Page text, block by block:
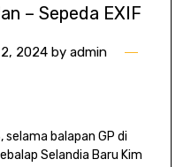
– Sepeda EXIF
2024by admin
selama balapan GP di
Selandia Baru Kim